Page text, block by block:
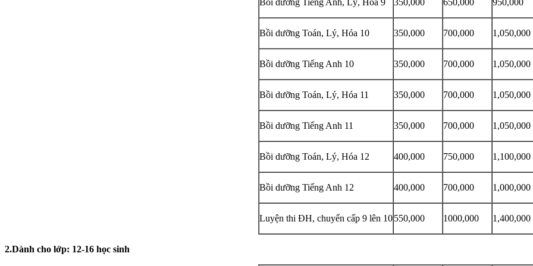
Bồi dưỡng Toán, Lý, Hóa 10 350,000 700,000 1,050,000
Bồi dưỡng Tiếng Anh 10 350,000 700,000 1,050,000
Bồi dưỡng Toán, Lý, Hóa 11 350,000 700,000 1,050,000
Bồi dưỡng Tiếng Anh 11 350,000 700,000 1,050,000
Bồi dưỡng Toán, Lý, Hóa 12 400,000 750,000 1,100,000
Bồi dưỡng Tiếng Anh 12 400,000 700,000 1,000,000
Luyện thi ĐH, chuyển cấp 9 lên 10 550,000 1000,000 1,400,000
2.Dành cho lớp: 12-16 học sinh